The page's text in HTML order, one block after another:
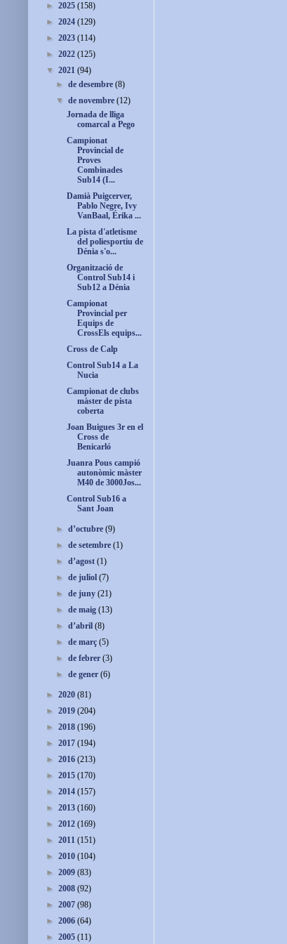
► 2025 (158)
► 2024 (129)
► 2023 (114)
► 2022 (125)
▼ 2021 (94)
►de desembre(8)
▼de novembre(12)
Jornada de lliga
comarcal a Pego
Campionat
Provincial de
Proves
Combinades
Sub14 (I...
Damià Puigcerver,
Pablo Negre, Ivy
VanBaal, Érika ...
La pista d'atletisme
del poliesportiu de
Dénia s'o...
Organització de
Control Sub14 i
Sub12 a Dénia
Campionat
Provincial per
Equips de
CrossEls equips...
Cross de Calp
Control Sub14 a La
Nucia
Campionat de clubs
màster de pista
coberta
Joan Buigues 3r en el
Cross de
Benicarló
Juanra Pous campió
autonòmic màster
M40 de 3000Jos...
Control Sub16 a
Sant Joan
►d’octubre(9)
►de setembre(1)
►d’agost(1)
►de juliol(7)
►de juny(21)
►de maig(13)
►d’abril(8)
►de març(5)
►de febrer(3)
►de gener(6)
► 2020 (81)
► 2019 (204)
► 2018 (196)
► 2017 (194)
► 2016 (213)
► 2015 (170)
► 2014 (157)
► 2013 (160)
► 2012 (169)
► 2011 (151)
► 2010 (104)
► 2009 (83)
► 2008 (92)
► 2007 (98)
► 2006 (64)
► 2005 (11)